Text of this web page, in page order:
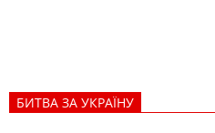
БИТВА ЗА УКРАЇНУ